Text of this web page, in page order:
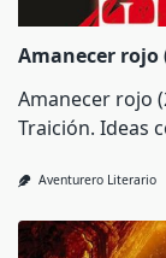
Amanecer rojo
Amanecer rojo
Traición. Ideas
Aventurero Literario